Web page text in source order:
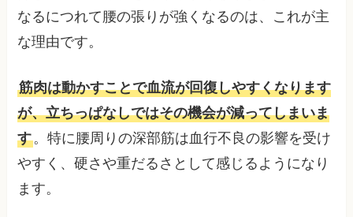
なるにつれて腰の張りが強くなるのは、これが主
な理由です。
筋肉は動かすことで血流が回復しやすくなります
が、立ちっぱなしではその機会が減ってしまいま
す。特に腰周りの深部筋は血行不良の影響を受け
やすく、硬さや重だるさとして感じるようになり
ます。